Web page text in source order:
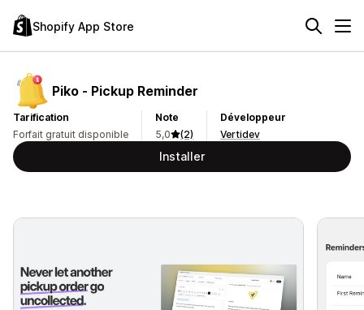
Shopify App Store
Piko ‑ Pickup Reminder
Tarification
Forfait gratuit disponible
Note
5,0
(2)
Développeur
Vertidev
Installer